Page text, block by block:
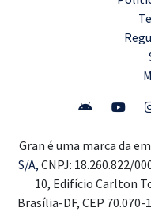
Gran é uma marca da
S/A, CNPJ: 18.260.822/
10, Edifício Carlton
Brasília-DF, CEP